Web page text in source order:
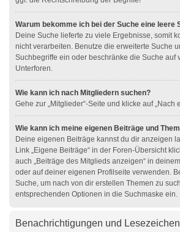
Warum bekomme ich bei der Suche eine leere
Deine Suche lieferte zu viele Ergebnisse, somit
nicht verarbeiten. Benutze die erweiterte Suche
Suchbegriffe ein oder beschränke die Suche auf
Unterforen.
Wie kann ich nach Mitgliedern suchen?
Gehe zur „Mitglieder“-Seite und klicke auf „Nach
Wie kann ich meine eigenen Beiträge und
Deine eigenen Beiträge kannst du dir anzeigen
Link „Eigene Beiträge“ in der Foren-Übersicht
auch „Beiträge des Mitglieds anzeigen“ in
oder auf deiner eigenen Profilseite verwenden.
Suche, um nach von dir erstellen Themen zu
entsprechenden Optionen in die Suchmaske ein.
Benachrichtigungen und Lesezeichen